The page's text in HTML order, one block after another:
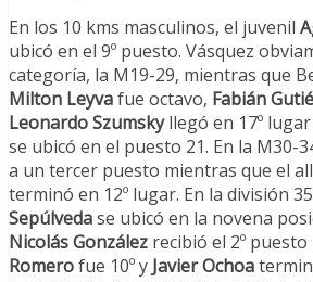
En los 10 kms masculinos, el juvenil
ubicó en el 9º puesto. Vásquez
categoría, la M19-29, mientras que
Milton Leyvafue octavo, Fabián
Leonardo Szumskyllegó en 17º
se ubicó en el puesto 21. En la M30-
a un tercer puesto mientras que el
terminó en 12º lugar. En la división
Sepúlvedase ubicó en la novena
Nicolás González recibió el 2º
Romerofue 10º y Javier Ochoa